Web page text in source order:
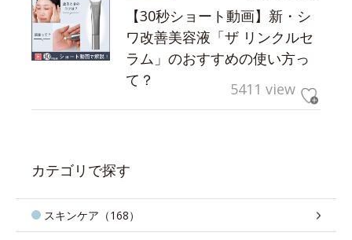
【30秒ショート動画】新・シ
ワ改善美容液「ザ リンクルセ
ラム」のおすすめの使い方っ
て？
5411 view
カテゴリで探す
スキンケア（168）